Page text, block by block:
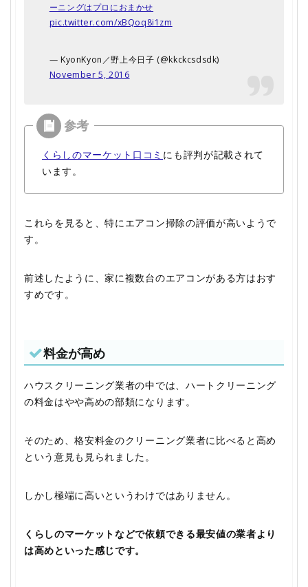
ーニングはプロにおまかせ
pic.twitter.com/xBQoq8i1zm
— KyonKyon／野上今日子 (@kkckcsdsdk)
November 5, 2016
くらしのマーケット口コミ にも評判が記載されて
います。
これらを見ると、特にエアコン掃除の評価が高いようで
す。
前述したように、家に複数台のエアコンがある方はおす
すめです。
料金が高め
ハウスクリーニング業者の中では、ハートクリーニング
の料金はやや高めの部類になります。
そのため、格安料金のクリーニング業者に比べると高め
という意見も見られました。
しかし極端に高いというわけではありません。
くらしのマーケットなどで依頼できる最安値の業者より
は高めといった感じです。